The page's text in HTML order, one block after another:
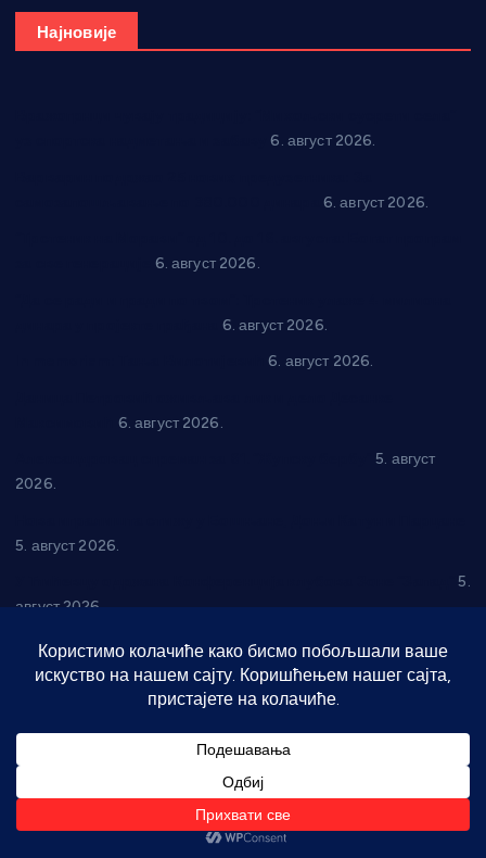
Најновије
6. август 2026.
6. август 2026.
6. август 2026.
6. август 2026.
6. август 2026.
6. август 2026.
5. август
2026.
5. август 2026.
5.
август 2026.
061 30 76 567
Архива